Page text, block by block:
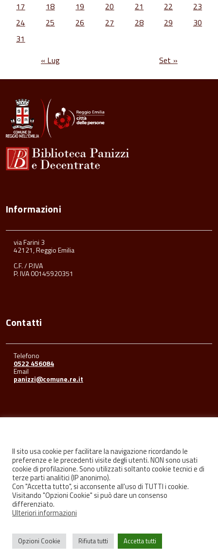
17
18 19 20 21 22
23
24
25 26 27 28 29
30
31
« Lug
Set »
Informazioni
via Farini 3
42121, Reggio Emilia
C.F. / P.IVA
P. IVA 00145920351
Contatti
Telefono
0522 456084
Email
panizzi@comune.re.it
FacebookYoutubeInstagram
Privacy Credits
Il sito usa cookie per facilitare la navigazione ricordando le
preferenze e le precedenti visite degli utenti. NON sono usati
cookie di profilazione. Sono utilizzati soltanto cookie tecnici e di
terze parti analitici (IP anonimo).
Con "Accetta tutto", si acconsente all'uso di TUTTI i cookie.
Visitando "Opzioni Cookie" si può dare un consenso
differenziato.
Ulteriori informazioni
Opzioni Cookie Rifiuta tutti Accetta tutti